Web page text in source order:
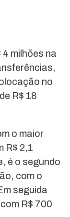
4 milhões na
no
R$ 18
o maior
R$ 2,1
é o segundo
com o
seguida
R$ 700